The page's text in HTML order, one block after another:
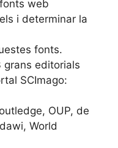
web
i determinar la
fonts.
grans editorials
SCImago:
OUP, de
World